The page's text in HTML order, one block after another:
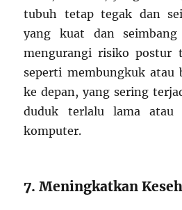
tubuh tetap tegak dan
yang kuat dan
mengurangi risiko postur
seperti membungkuk atau
ke depan, yang sering
duduk terlalu lama atau
komputer.
7. Meningkatkan